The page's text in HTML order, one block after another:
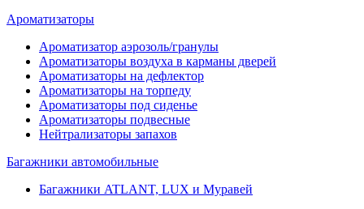
Ароматизаторы
Ароматизатор аэрозоль/гранулы
Ароматизаторы воздуха в карманы дверей
Ароматизаторы на дефлектор
Ароматизаторы на торпеду
Ароматизаторы под сиденье
Ароматизаторы подвесные
Нейтрализаторы запахов
Багажники автомобильные
Багажники ATLANT, LUX и Муравей